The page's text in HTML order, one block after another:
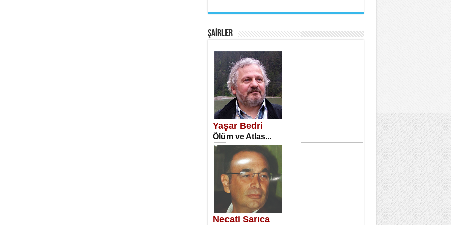
SATILMIŞ ÜMİT ÇETİNKAYA
Erkenlik...
NECLA DİLEK ARSLAN
Öğretmenler Günü Mahkemesi...
ŞAİRLER
Yaşar Bedri
Ölüm ve Atlas...
Necati Sarıca